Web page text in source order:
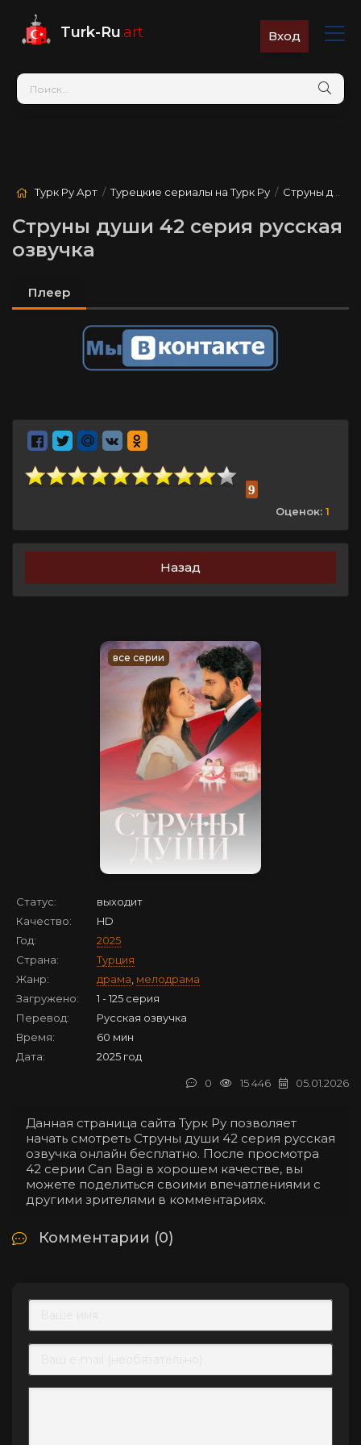
Turk-Ru.art Вход
Турк Ру Арт /Турецкие сериалы на Турк Ру / Струны души
Струны души 42 серия русская
озвучка
Плеер
9
Оценок: 1
Назад
все серии
Статус:
выходит
Качество:
HD
Год:
2025
Страна:
Турция
Жанр:
драма мелодрама
Загружено:
1 - 125 серия
Перевод:
Русская озвучка
Время:
60 мин
Дата:
2025 год
05.01.2026
15 446
0
Данная страница сайта Турк Ру позволяет
начать смотреть Струны души 42 серия русская
озвучка онлайн бесплатно. После просмотра
42 серии Can Bagi в хорошем качестве, вы
можете поделиться своими впечатлениями с
другими зрителями в комментариях.
Комментарии (0)